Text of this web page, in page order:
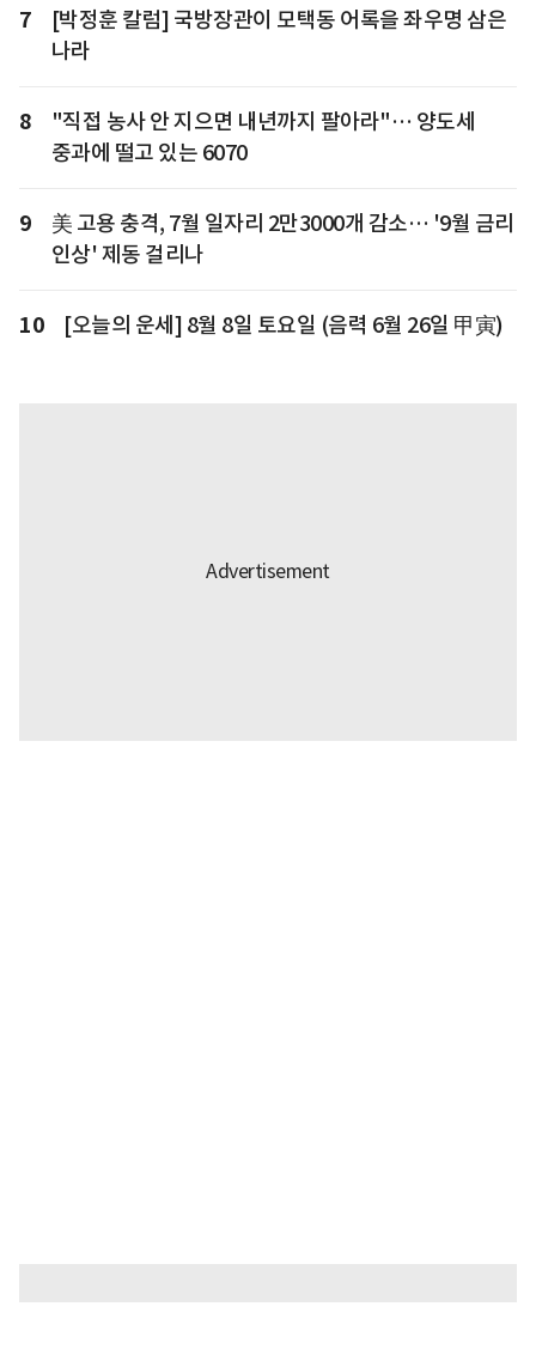
7
[박정훈 칼럼] 국방장관이 모택동 어록을 좌우명 삼은
나라
8
"직접 농사 안 지으면 내년까지 팔아라"… 양도세
중과에 떨고 있는 6070
9
美 고용 충격, 7월 일자리 2만3000개 감소… '9월 금리
인상' 제동 걸리나
10 [오늘의 운세] 8월 8일 토요일 (음력 6월 26일 甲寅)